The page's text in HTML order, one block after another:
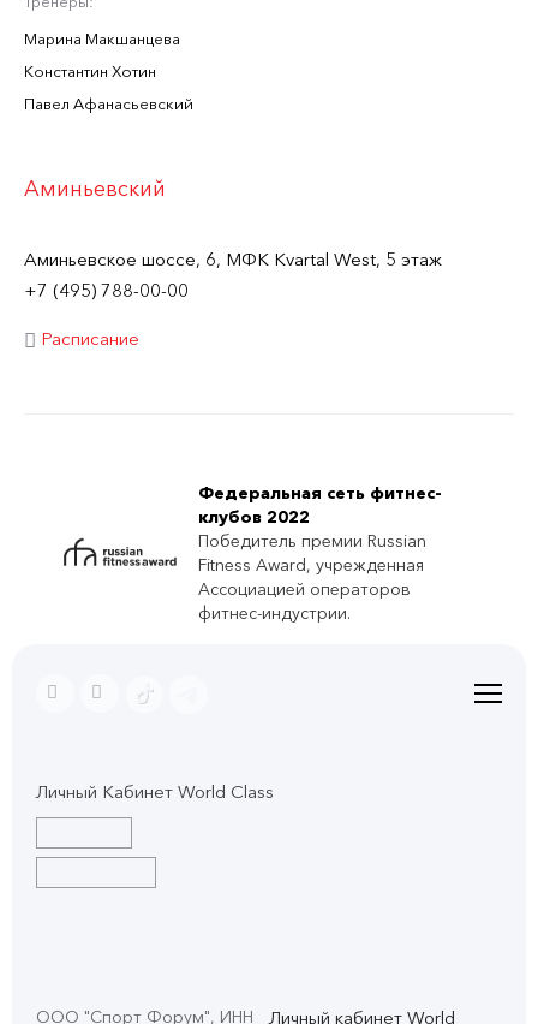
Марина Макшанцева
Константин Хотин
Павел Афанасьевский
Аминьевский
Аминьевское шоссе, 6, МФК Kvartal West, 5 этаж
+7 (495) 788-00-00
Расписание
Федеральная сеть фитнес-
клубов 2022
Победитель премии Russian
Fitness Award, учрежденная
Ассоциацией операторов
фитнес-индустрии.
Личный Кабинет World Class
ООО "Спорт Форум", ИНН Личный кабинет World